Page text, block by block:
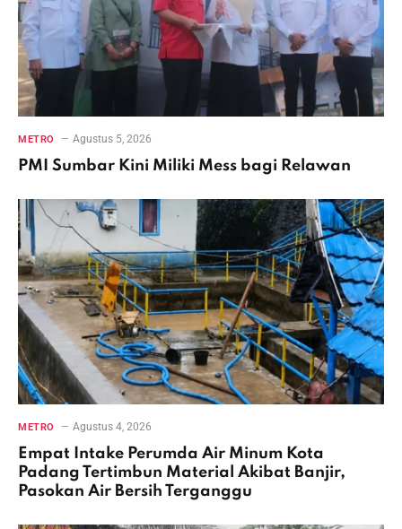
METRO Agustus 5, 2026
PMI Sumbar Kini Miliki Mess bagi Relawan
METRO Agustus 4, 2026
Empat Intake Perumda Air Minum Kota
Padang Tertimbun Material Akibat Banjir,
Pasokan Air Bersih Terganggu